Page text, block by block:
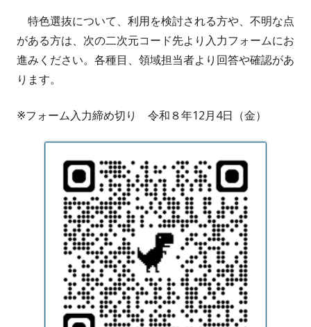
特色選抜について、利用を検討される方や、不明な点
がある方は、次の二次元コード先より入力フォームにお
進みください。各種目、領域担当者より回答や確認があ
ります。
※フォーム入力締め切り 令和８年12月4日（金）